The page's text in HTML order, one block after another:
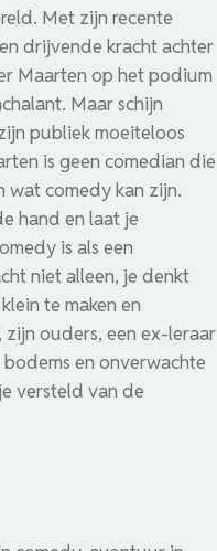
Met zijn recente
drijvende kracht achter
Maarten op het podium
Maar schijn
publiek moeiteloos
is geen comedian die
wat comedy kan zijn.
hand en laat je
is als een
niet alleen, je denkt
te maken en
ouders, een ex-leraar
en onverwachte
versteld van de